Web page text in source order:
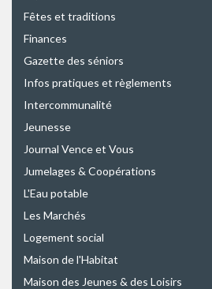
Fêtes et traditions
Finances
Gazette des séniors
Infos pratiques et règlements
Intercommunalité
Jeunesse
Journal Vence et Vous
Jumelages & Coopérations
L'Eau potable
Les Marchés
Logement social
Maison de l'Habitat
Maison des Jeunes & des Loisirs